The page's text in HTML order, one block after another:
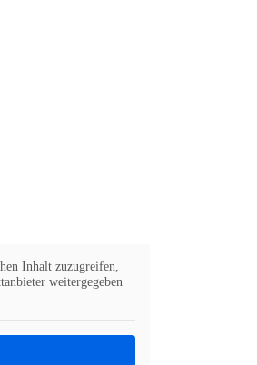
Inhalt zuzugreifen,
weitergegeben